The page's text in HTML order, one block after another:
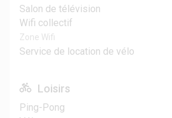
Salon de télévision
Wifi collectif
Zone Wifi
Service de location de vélo
Loisirs
Ping-Pong